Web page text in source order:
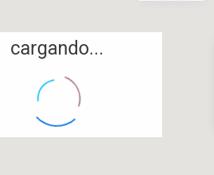
cargando...